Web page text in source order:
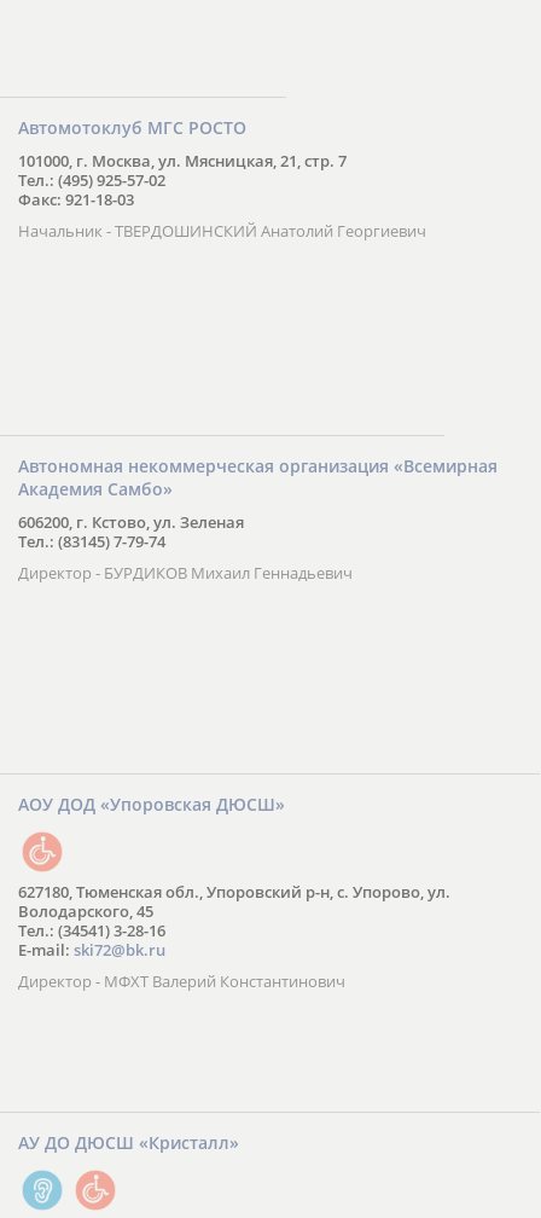
Автомотоклуб МГС РОСТО
101000, г. Москва, ул. Мясницкая, 21, стр. 7
Тел.: (495) 925-57-02
Факс: 921-18-03
Начальник - ТВЕРДОШИНСКИЙ Анатолий Георгиевич
Автономная некоммерческая организация «Всемирная
Академия Самбо»
606200, г. Кстово, ул. Зеленая
Тел.: (83145) 7-79-74
Директор - БУРДИКОВ Михаил Геннадьевич
АОУ ДОД «Упоровская ДЮСШ»
627180, Тюменская обл., Упоровский р-н, с. Упорово, ул.
Володарского, 45
Тел.: (34541) 3-28-16
E-mail: ski72@bk.ru
Директор - МФХТ Валерий Константинович
АУ ДО ДЮСШ «Кристалл»